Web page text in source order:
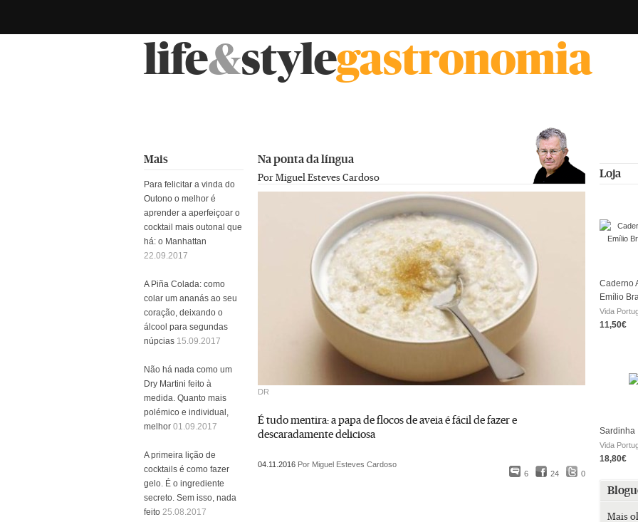
life&stylegastronomia
Na ponta da língua
Por Miguel Esteves Cardoso
DR
É tudo mentira: a papa de flocos de aveia é fácil de fazer e
descaradamente deliciosa
6 24 0
04.11.2016 Por Miguel Esteves Cardoso
Mais
Para felicitar a vinda do
Outono o melhor é
aprender a aperfeiçoar o
cocktail mais outonal que
há: o Manhattan
22.09.2017
A Piña Colada: como
colar um ananás ao seu
coração, deixando o
álcool para segundas
núpcias 15.09.2017
Não há nada como um
Dry Martini feito à
medida. Quanto mais
polémico e individual,
melhor 01.09.2017
A primeira lição de
cocktails é como fazer
gelo. É o ingrediente
secreto. Sem isso, nada
feito 25.08.2017
Loja
Caderno
Emílio
Vida
11,50€
Sardinha
Vida
18,80€
Mais